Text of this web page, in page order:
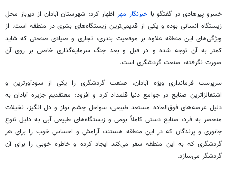
خسرو پیرهادیدر گفتگو باخبرنگار مهراظهار کرد: شهرستان آبادان از دیرباز محل
زیستگاه انسانی بوده و یکی از قدیمی‌ترین زیستگاه‌های بشری در منطقه است. از
ویژگی‌های این منطقه علاوه بر موقعیت بندری، تجاری و صیادی صنعتی که شاید
کمتر به آن توجه شده و در قبل و بعد جنگ سرمایه‌گذاری خاصی بر روی آن
صورت نگرفته، صنعت گردشگری است.
سرپرست فرمانداری ویژه آبادان، صنعت گردشگری را یکی از سودآورترین و
اشتغالزاترین صنایع در جوامع دنیا قلمداد کرد و افزود: معتقدیم جزیره آبادان به
دلیل عرصه‌های فوق‌العاده مستعد طبیعی، سواحل چشم نواز و دل انگیز، نخیلات
منحصر به فرد، صنایع دستی کاملاً بومی و زیستگاه‌های طبیعی آبی به دلیل تنوع
جانوری و پرندگان که در این منطقه هستند، آرامش و احساس خوب را برای هر
گردشگری که به این منطقه سفر می‌کند ایجاد کرده و خاطره خوبی را برای آن
گردشگر می‌سازد.